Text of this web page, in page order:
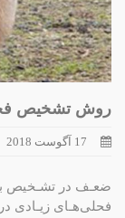
روش تشخیص
17 آگوست 2018
ضعـف در تشـخیص
فحلی‌هـای زیـادی